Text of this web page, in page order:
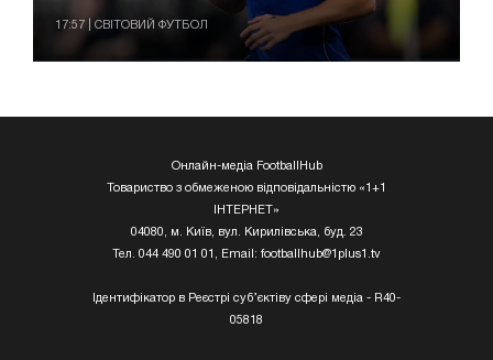
17:57 | СВІТОВИЙ ФУТБОЛ
Онлайн-медіа FootballHub
Товариство з обмеженою відповідальністю «1+1
ІНТЕРНЕТ»
04080, м. Київ, вул. Кирилівська, буд. 23
Тел. 044 490 01 01, Email: footballhub@1plus1.tv
Ідентифікатор в Реєстрі суб’єктіву сфері медіа - R40-
05818